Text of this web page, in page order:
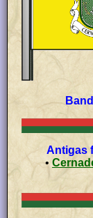
Antigas
•